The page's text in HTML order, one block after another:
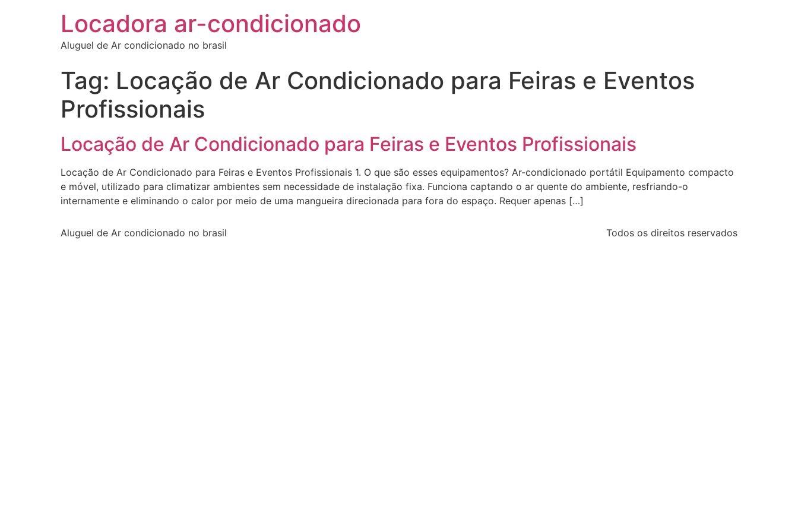
Locadora ar-condicionado
Aluguel de Ar condicionado no brasil
Tag: Locação de Ar Condicionado para Feiras e Eventos
Profissionais
Locação de Ar Condicionado para Feiras e Eventos Profissionais
Locação de Ar Condicionado para Feiras e Eventos Profissionais 1. O que são esses equipamentos? Ar-condicionado portátil Equipamento compacto
e móvel, utilizado para climatizar ambientes sem necessidade de instalação fixa. Funciona captando o ar quente do ambiente, resfriando-o
internamente e eliminando o calor por meio de uma mangueira direcionada para fora do espaço. Requer apenas […]
Aluguel de Ar condicionado no brasil Todos os direitos reservados